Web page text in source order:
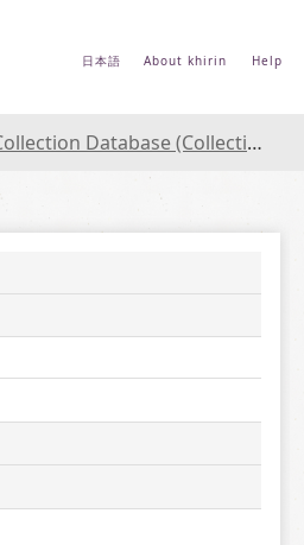
日本語 About khirin Help
(Collections Database of the National Museum of Japanese History)